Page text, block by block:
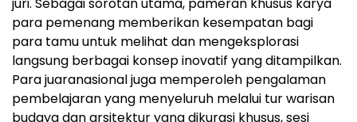
juri. Sebagai sorotan utama, pameran khusus karya
para pemenang memberikan kesempatan bagi
para tamu untuk melihat dan mengeksplorasi
langsung berbagai konsep inovatif yang ditampilkan.
Para juaranasional juga memperoleh pengalaman
pembelajaran yang menyeluruh melalui tur warisan
budaya dan arsitektur yang dikurasi khusus, sesi